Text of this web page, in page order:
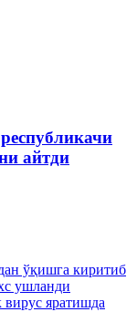
айтди
ўқишга киритиб
ушланди
яратишда